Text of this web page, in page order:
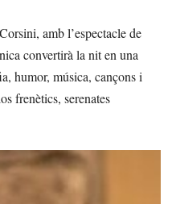
amb l’espectacle de
convertirà la nit en una
humor, música, cançons i
frenètics, serenates